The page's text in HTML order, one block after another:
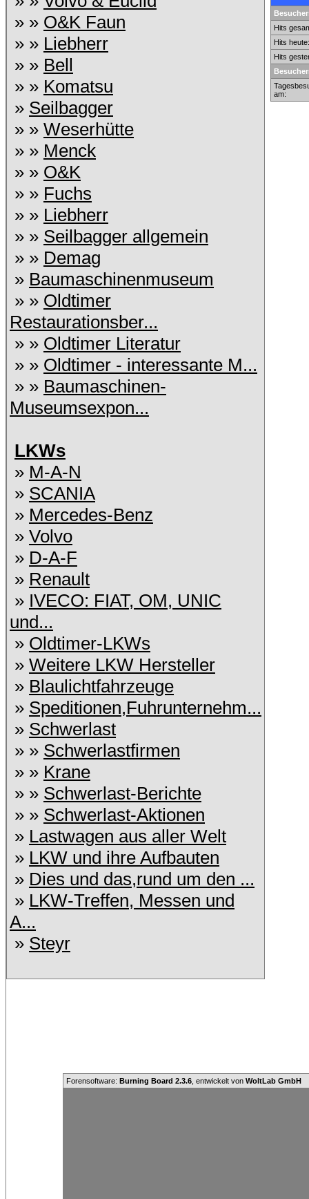
» » O&K Faun
» » Liebherr
» » Bell
» » Komatsu
» Seilbagger
» » Weserhütte
» » Menck
» » O&K
» » Fuchs
» » Liebherr
» » Seilbagger allgemein
» » Demag
» Baumaschinenmuseum
» » Oldtimer
Restaurationsber...
» » Oldtimer Literatur
» » Oldtimer - interessante M...
» » Baumaschinen-
Museumsexpon...
LKWs
» M-A-N
» SCANIA
» Mercedes-Benz
» Volvo
» D-A-F
» Renault
» IVECO: FIAT, OM, UNIC
und...
» Oldtimer-LKWs
» Weitere LKW Hersteller
» Blaulichtfahrzeuge
» Speditionen,Fuhrunternehm...
» Schwerlast
» » Schwerlastfirmen
» » Krane
» » Schwerlast-Berichte
» » Schwerlast-Aktionen
» Lastwagen aus aller Welt
» LKW und ihre Aufbauten
» Dies und das,rund um den ...
» LKW-Treffen, Messen und
A...
» Steyr
Hits
Hits heute:
Hits
am:
Forensoftware: Burning Board 2.3.6, entwickelt von WoltLab GmbH